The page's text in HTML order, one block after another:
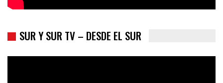
SUR Y SUR TV – DESDE EL SUR